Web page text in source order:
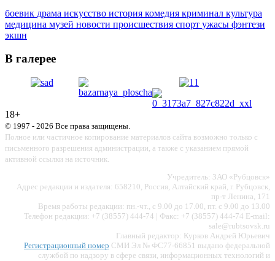
боевик драма искусство история комедия криминал культура
медицина музей новости происшествия спорт ужасы фэнтези
экшн
В галерее
18+
© 1997 - 2026 Все права защищены.
Полное или частичное копирование материалов сайта возможно только с
письменного разрешения администрации, а также с указанием прямой
активной ссылки на источник.
Учредитель: ЗАО «Рубцовск»
Адрес редакции и издателя: 658210, Россия, Алтайский край, г. Рубцовск,
пр-т Ленина, 171
Время работы редакции: пн.-чт., с 9.00 до 17.00, пт. с 9.00 до 13.00
Телефон редакции: +7 (38557) 444-74 | Факс: +7 (38557) 444-74 E-mail:
sale@rubtsovsk.ru
Главный редактор: Курков Андрей Юрьевич
Регистрационный номер СМИ Эл № ФС77-66851 выдано федеральной
службой по надзору в сфере связи, информационных технологий и